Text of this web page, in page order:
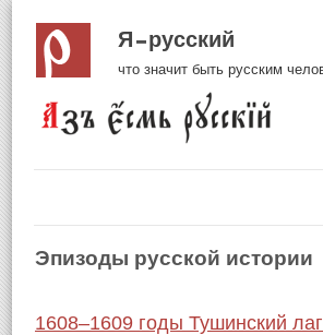
Я русский
что значит быть русским
Эпизоды русской истории
1608–1609 годы Тушинский